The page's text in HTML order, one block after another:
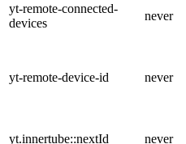
yt-remote-connected-
devices
never
yt-remote-device-id never
yt.innertube::nextId never